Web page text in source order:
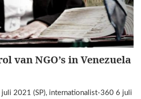
van NGO’s in Venezuela
juli 2021 (SP), internationalist-360 6 juli